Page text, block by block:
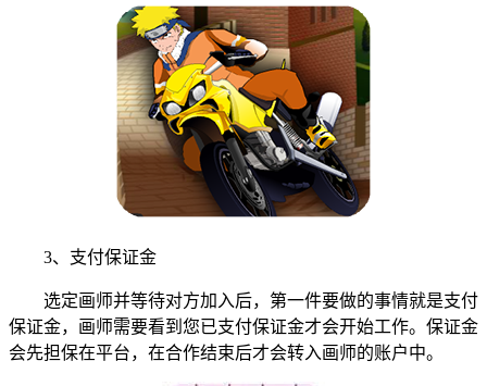
3、支付保证金
选定画师并等待对方加入后，第一件要做的事情就是支付
保证金，画师需要看到您已支付保证金才会开始工作。保证金
会先担保在平台，在合作结束后才会转入画师的账户中。